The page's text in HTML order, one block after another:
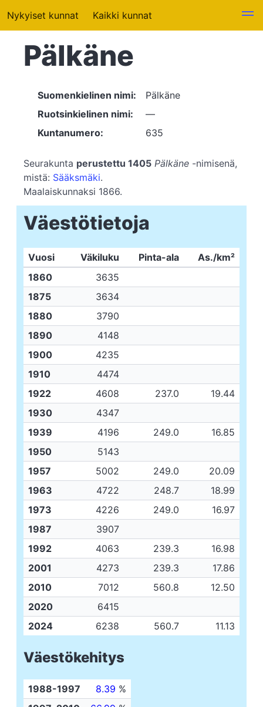
Nykyiset kunnat Kaikki kunnat
Pälkäne
Suomenkielinen nimi:
Pälkäne
Ruotsinkielinen nimi:
—
Kuntanumero:
635
Seurakunta perustettu 1405 Pälkäne -nimisenä,
mistä: Sääksmäki.
Maalaiskunnaksi 1866.
Väestötietoja
Vuosi Väkiluku Pinta-ala
As./km²
1860
3635
1875
3634
1880
3790
1890
4148
1900
4235
1910
4474
1922
4608 237.0
19.44
1930
4347
1939
4196 249.0
16.85
1950
5143
1957
5002 249.0
20.09
1963
4722 248.7
18.99
1973
4226 249.0
16.97
1987
3907
1992
4063 239.3
16.98
2001
4273 239.3
17.86
2010
7012 560.8
12.50
2020
6415
2024
6238 560.7 11.13
Väestökehitys
1988-1997 8.39 %